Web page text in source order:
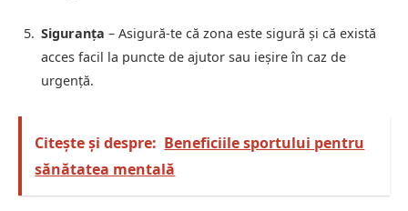
Siguranța – Asigură-te că zona este sigură și că există
acces facil la puncte de ajutor sau ieșire în caz de
urgență.
Citește și despre: Beneficiile sportului pentru
sănătatea mentală